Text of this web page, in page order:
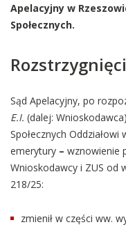
Apelacyjny w
Społecznych.
Sąd Apelacyjny, po
E.I. (dalej:
Społecznych
emerytury – wznowienie
Wnioskodawcy i ZUS od
218/25:
zmienił w części ww.